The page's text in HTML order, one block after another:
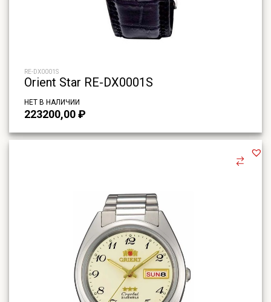
RE-DX0001S
Orient Star RE-DX0001S
НЕТ В НАЛИЧИИ
223200,00₽